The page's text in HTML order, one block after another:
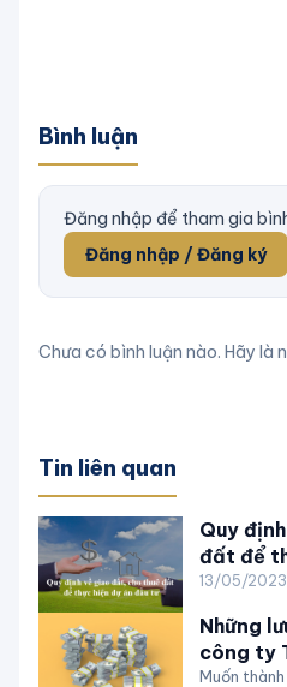
Bình luận
Đăng nhập để tham gia
Đăng nhập / Đăng ký
Chưa có bình luận nào. Hãy là
Tin liên quan
Quy
đất để
13/05/2023
Những
công ty
Muốn